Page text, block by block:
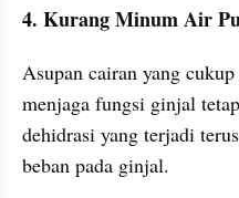
4. Kurang Minum Air
Asupan cairan yang
menjaga fungsi ginjal
dehidrasi yang terjadi
beban pada ginjal.